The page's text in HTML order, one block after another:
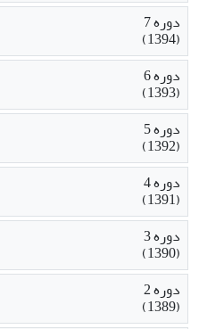
دوره 7
(1394)
دوره 6
(1393)
دوره 5
(1392)
دوره 4
(1391)
دوره 3
(1390)
دوره 2
(1389)